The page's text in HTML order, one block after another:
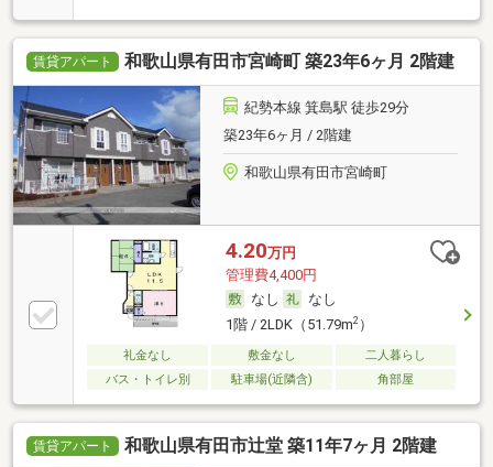
賃貸アパート 和歌山県有田市宮崎町 築23年6ヶ月 2階建
紀勢本線 箕島駅 徒歩29分
築23年6ヶ月 / 2階建
和歌山県有田市宮崎町
4.20万円
管理費4,400円
なし
なし
1階 / 2LDK（51.79m2）
礼金なし 敷金なし
二人暮らし
バス・トイレ別
駐車場(近隣含) 角部屋
賃貸アパート 和歌山県有田市辻堂 築11年7ヶ月 2階建